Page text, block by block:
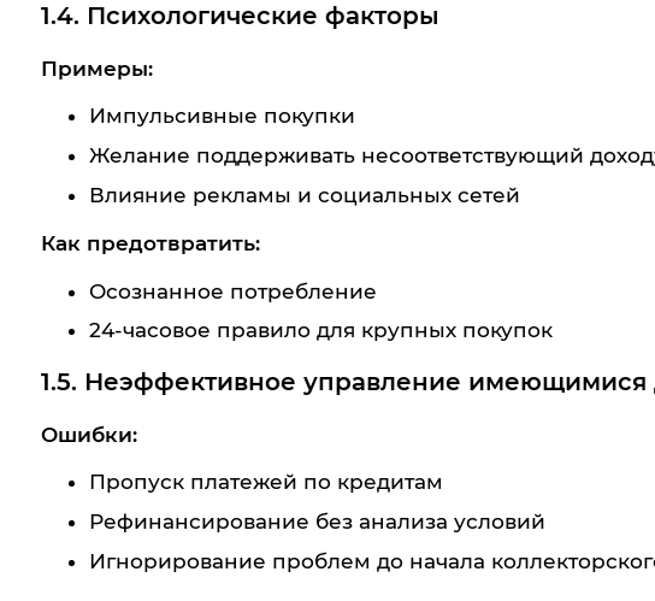
1.4. Психологические факторы
Примеры:
Импульсивные покупки
Желание поддерживать несоответствующий
Влияние рекламы и социальных сетей
Как предотвратить:
Осознанное потребление
24-часовое правило для крупных покупок
1.5. Неэффективное управление имеющимися
Ошибки:
Пропуск платежей по кредитам
Рефинансирование без анализа условий
Игнорирование проблем до начала